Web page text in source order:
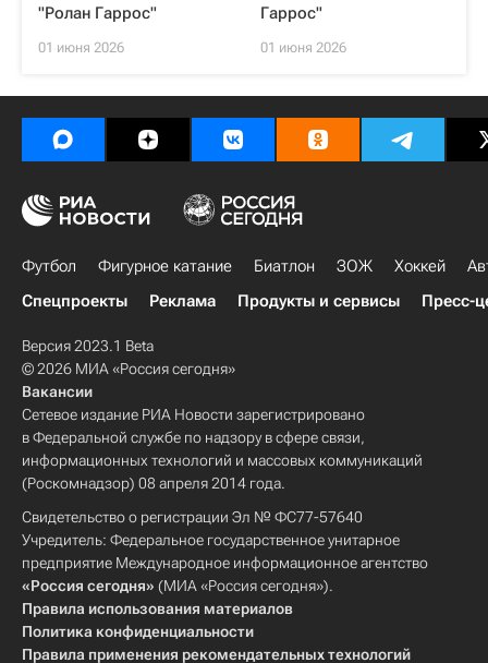
"Ролан Гаррос"
01 июня 2026
Гаррос"
01 июня 2026
Футбол Фигурное катание Биатлон ЗОЖ Хоккей
Спецпроекты
Реклама Продукты и сервисы Пресс-
Версия 2023.1 Beta
© 2026 МИА «Россия сегодня»
Вакансии
Сетевое издание РИА Новости зарегистрировано
в Федеральной службе по надзору в сфере связи,
информационных технологий и массовых коммуникаций
(Роскомнадзор) 08 апреля 2014 года.
Свидетельство о регистрации Эл № ФС77-57640
Учредитель: Федеральное государственное унитарное
предприятие Международное информационное агентство
«Россия сегодня» (МИА «Россия сегодня»).
Правила использования материалов
Политика конфиденциальности
Правила применения рекомендательных технологий